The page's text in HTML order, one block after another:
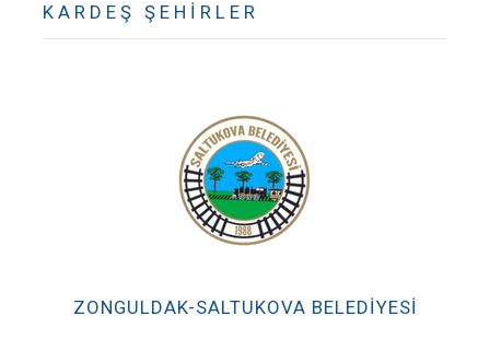
KARDEŞ ŞEHIRLER
ZONGULDAK-SALTUKOVA BELEDİYESİ